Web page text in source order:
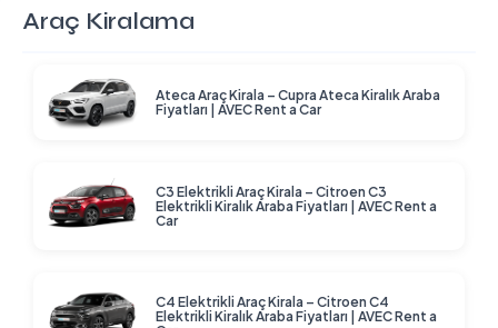
Araç Kiralama
Ateca Araç Kirala – Cupra Ateca Kiralık Araba
Fiyatları | AVEC Rent a Car
C3 Elektrikli Araç Kirala – Citroen C3
Elektrikli Kiralık Araba Fiyatları | AVEC Rent a
Car
C4 Elektrikli Araç Kirala – Citroen C4
Elektrikli Kiralık Araba Fiyatları | AVEC Rent a